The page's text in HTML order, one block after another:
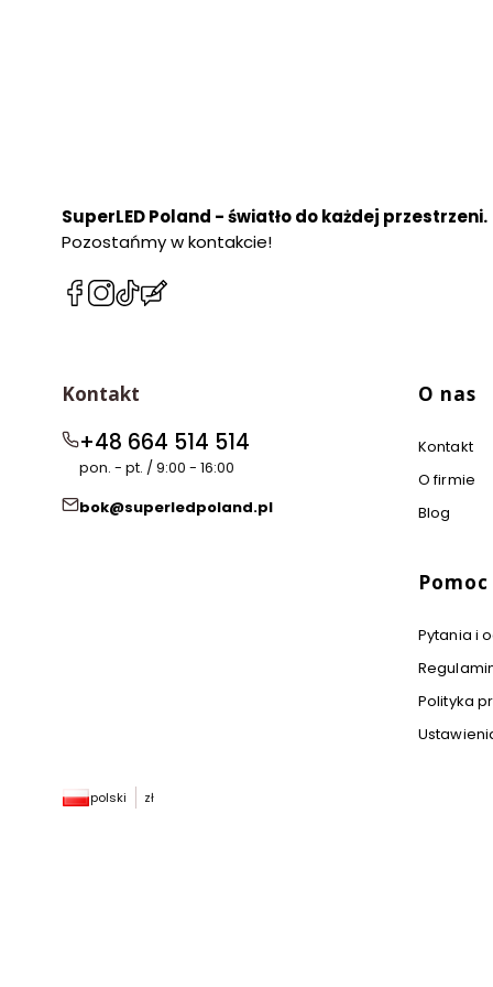
SuperLED Poland - światło do każdej przestrzeni.
Pozostańmy w kontakcie!
(Otwiera
karcie)
(Otwiera
karcie)
(Otwiera
(Otwiera
Kontakt
+48 664 514 514
pon. - pt. / 9:00 - 16:00
bok@superledpoland.pl
Linki w
O nas
Kontakt
O firmie
Blog
Pomoc
Pytania i
Polityka
polski zł